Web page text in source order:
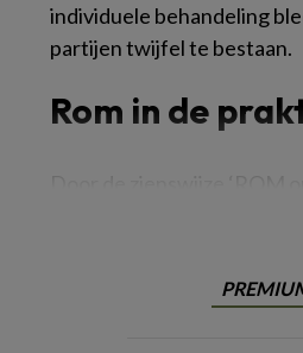
individuele behandeling
partijen twijfel te bestaan.
Rom in de